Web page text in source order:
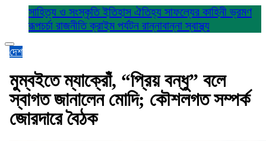
সাহিত্য ও সংস্কৃতিইতিহাস ঐতিহ্য সাফল্যের কাহিনীভ্রমণ
রূপচর্চা রাজনীতিক্রাইম পর্যটন রান্নাবান্নাস্বাস্থ্য
দেশ
মুম্বইতে ম্যাক্রোঁ, “প্রিয় বন্ধু” বলে
স্বাগত জানালেন মোদি; কৌশলগত সম্পর্ক
জোরদারে বৈঠক